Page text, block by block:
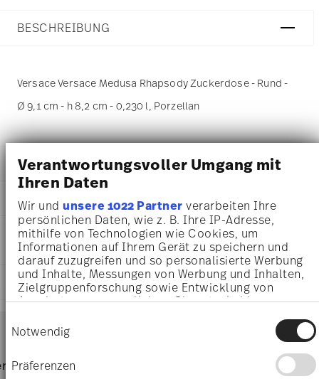
Verantwortungsvoller Umgang mit
Ihren Daten
Wir undunsere 1022 Partner verarbeiten Ihre
persönlichen Daten, wie z. B. Ihre IP-Adresse,
mithilfe von Technologien wie Cookies, um
Informationen auf Ihrem Gerät zu speichern und
darauf zuzugreifen und so personalisierte Werbung
und Inhalte, Messungen von Werbung und Inhalten,
Zielgruppenforschung sowie Entwicklung von
Angeboten zu ermöglichen. Sie entscheiden
Sie können Ihre Einwilligung jederzeit über die
Cookie-Erklärung oder durch Klicken auf das
Privacy Trigger Symbol ändern oder widerrufen
Notwendig
Präferenzen
BESCHREIBUNG
Versace Versace Medusa Rhapsody Zuckerdose - Rund -
Ø 9,1 cm - h 8,2 cm - 0,230 l, Porzellan
DETAILS
Versace
Medusa Rhapsody
Medusa Rhapsody
Porzellan
19335-403670-14330
4012437372779
DE
2019
MA
9,10 cm
9,10 cm
9,10 cm
8,20 cm
0.23 l
260 gr
PFLEGE- UND
SICHERHEITSINFORMATIONEN
Spülmaschinenfest Lebensmittelkontakt sicher
LIEFERUNG UND RÜCKSENDUNG
Lieferzeiten & Versand
Footer